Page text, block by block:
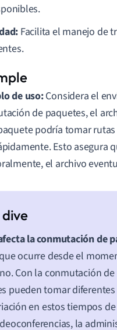
Facilita el manejo de
de uso:Considera el
de paquetes, el
podría tomar
Esto asegura
el archivo
la conmutación de
ocurre desde el
Con la conmutación
pueden tomar
en estos tiempos
la